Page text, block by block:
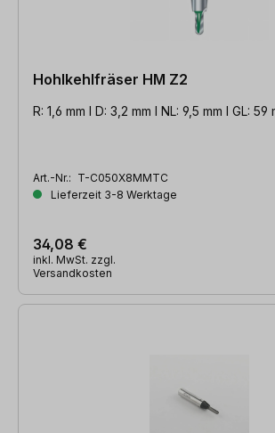
Hohlkehlfräser HM Z2
R: 1,6 mm l D: 3,2 mm l NL: 9,5 mm l GL: 59
Art.-Nr.: T-C050X8MMTC
Lieferzeit 3-8 Werktage
34,08 €
inkl. MwSt. zzgl.
Versandkosten